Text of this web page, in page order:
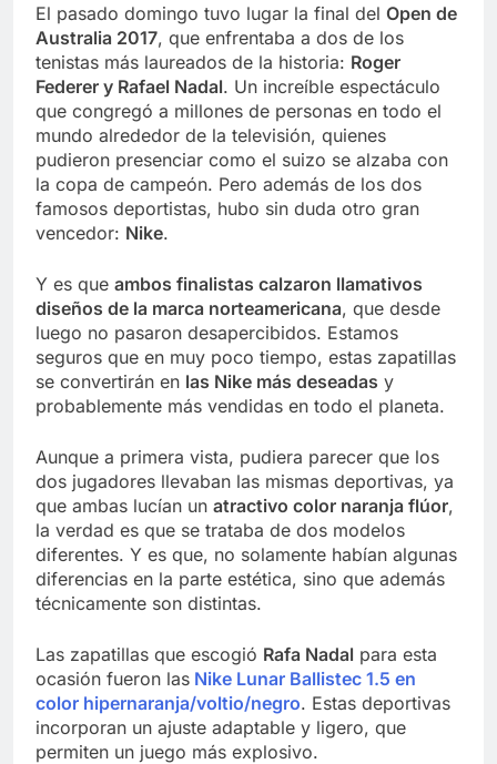
El pasado domingo tuvo lugar la final del Open de
Australia 2017, que enfrentaba a dos de los
tenistas más laureados de la historia: Roger
Federer y Rafael Nadal. Un increíble espectáculo
que congregó a millones de personas en todo el
mundo alrededor de la televisión, quienes
pudieron presenciar como el suizo se alzaba con
la copa de campeón. Pero además de los dos
famosos deportistas, hubo sin duda otro gran
vencedor: Nike.
Y es que ambos finalistas calzaron llamativos
diseños de la marca norteamericana, que desde
luego no pasaron desapercibidos. Estamos
seguros que en muy poco tiempo, estas zapatillas
se convertirán en las Nike más deseadas y
probablemente más vendidas en todo el planeta.
Aunque a primera vista, pudiera parecer que los
dos jugadores llevaban las mismas deportivas, ya
que ambas lucían un atractivo color naranja flúor,
la verdad es que se trataba de dos modelos
diferentes. Y es que, no solamente habían algunas
diferencias en la parte estética, sino que además
técnicamente son distintas.
Las zapatillas que escogió Rafa Nadal para esta
ocasión fueron las Nike Lunar Ballistec 1.5 en
color hipernaranja/voltio/negro. Estas deportivas
incorporan un ajuste adaptable y ligero, que
permiten un juego más explosivo.